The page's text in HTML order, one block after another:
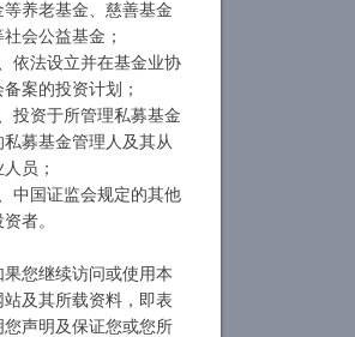
等养老基金、慈善基金
社会公益基金；
依法设立并在基金业协
备案的投资计划；
投资于所管理私募基金
私募基金管理人及其从
人员；
中国证监会规定的其他
者。
果您继续访问或使用本
站及其所载资料，即表
您声明及保证您或您所